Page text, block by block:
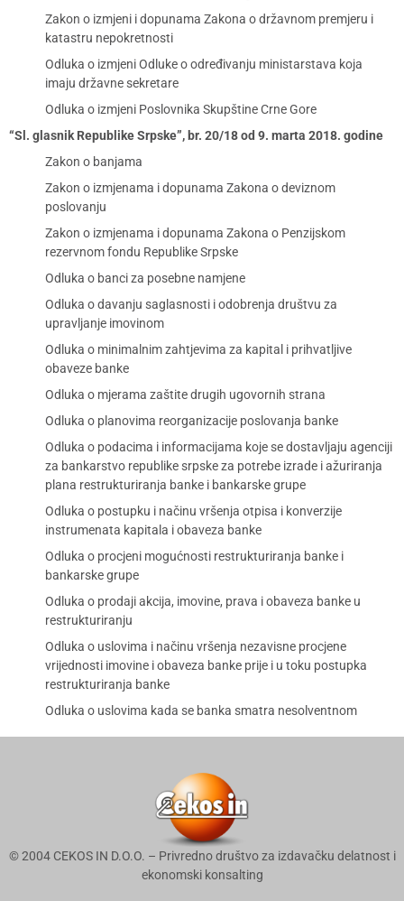
Zakon o izmjeni i dopunama Zakona o državnom premjeru i
katastru nepokretnosti
Odluka o izmjeni Odluke o određivanju ministarstava koja
imaju državne sekretare
Odluka o izmjeni Poslovnika Skupštine Crne Gore
“Sl. glasnik Republike Srpske”, br. 20/18 od 9. marta 2018. godine
Zakon o banjama
Zakon o izmjenama i dopunama Zakona o deviznom
poslovanju
Zakon o izmjenama i dopunama Zakona o Penzijskom
rezervnom fondu Republike Srpske
Odluka o banci za posebne namjene
Odluka o davanju saglasnosti i odobrenja društvu za
upravljanje imovinom
Odluka o minimalnim zahtjevima za kapital i prihvatljive
obaveze banke
Odluka o mjerama zaštite drugih ugovornih strana
Odluka o planovima reorganizacije poslovanja banke
Odluka o podacima i informacijama koje se dostavljaju agenciji
za bankarstvo republike srpske za potrebe izrade i ažuriranja
plana restrukturiranja banke i bankarske grupe
Odluka o postupku i načinu vršenja otpisa i konverzije
instrumenata kapitala i obaveza banke
Odluka o procjeni mogućnosti restrukturiranja banke i
bankarske grupe
Odluka o prodaji akcija, imovine, prava i obaveza banke u
restrukturiranju
Odluka o uslovima i načinu vršenja nezavisne procjene
vrijednosti imovine i obaveza banke prije i u toku postupka
restrukturiranja banke
Odluka o uslovima kada se banka smatra nesolventnom
© 2004 CEKOS IN D.O.O. – Privredno društvo za izdavačku delatnost i
ekonomski konsalting